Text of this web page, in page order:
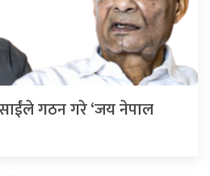
गठन गरे ‘जय नेपाल